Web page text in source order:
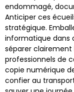
endommagé,
Anticiper ces
stratégique.
informatique dans
séparer
professionnels de
copie numérique
confier au